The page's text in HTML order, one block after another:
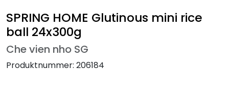
SPRING HOME Glutinous mini rice
ball 24x300g
Che vien nho SG
Produktnummer: 206184